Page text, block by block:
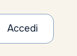
Accedi